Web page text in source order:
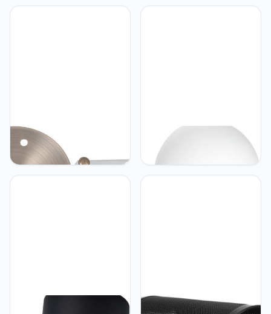
UKCOCO UKCOCO
Kroonluchter Plafondplaat
Creatief En Delicaat
Ontwerp Lamp
UKCOCO UKCOCO
Moderne Led-wandlamp
Voor Slaapkamer Ronde
Decoratieve Lamp Warme
UKCOCO UKCOCO Led-
UKCOCO UKCOCO